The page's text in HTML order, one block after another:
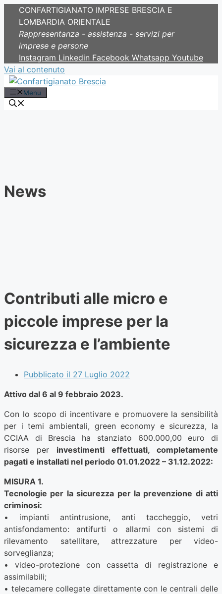
CONFARTIGIANATO IMPRESE BRESCIA E
LOMBARDIA ORIENTALE
Rappresentanza - assistenza - servizi per
imprese e persone
Instagram Linkedin Facebook Whatsapp Youtube
Vai al contenuto
Menu
News
Contributi alle micro e
piccole imprese per la
sicurezza e l’ambiente
Pubblicato il 27 Luglio 2022
Attivo dal 6 al 9 febbraio 2023.
Con lo scopo di incentivare e promuovere la sensibilità
per i temi ambientali, green economy e sicurezza, la
CCIAA di Brescia ha stanziato 600.000,00 euro di
risorse per investimenti effettuati, completamente
pagati e installati nel periodo 01.01.2022 – 31.12.2022:
MISURA 1.
Tecnologie per la sicurezza per la prevenzione di atti
criminosi:
• impianti antintrusione, anti taccheggio, vetri
antisfondamento: antifurti o allarmi con sistemi di
rilevamento satellitare, attrezzature per video-
sorveglianza;
• video-protezione con cassetta di registrazione e
assimilabili;
• telecamere collegate direttamente con le centrali delle